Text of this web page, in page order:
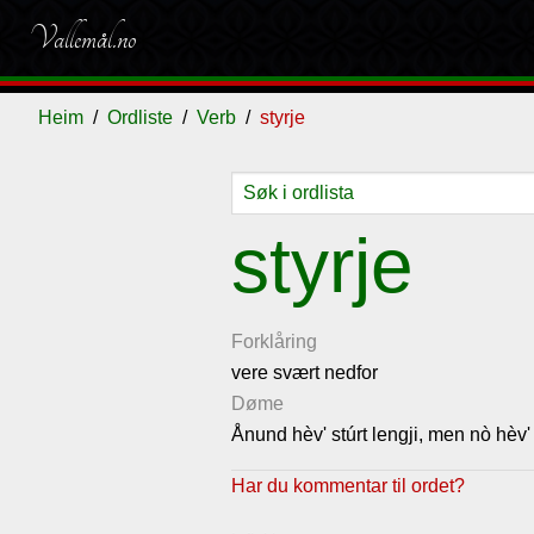
Vallemål.no
Heim Ordliste Verb styrje
styrje
Forklåring
vere svært nedfor
Døme
Ånund hèv' stúrt lengji, men nò
Har du kommentar til ordet?